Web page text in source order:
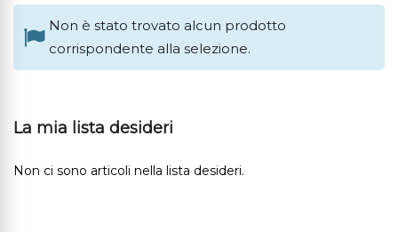
Non è stato trovato alcun prodotto
corrispondente alla selezione.
La mia lista desideri
Non ci sono articoli nella lista desideri.